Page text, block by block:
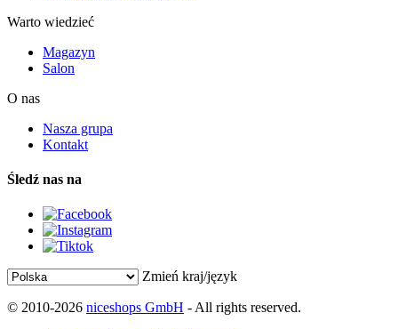
Warto wiedzieć
Magazyn
Salon
O nas
Nasza grupa
Kontakt
Śledź nas na
Zmień kraj/język
© 2010-2026 niceshops GmbH - All rights reserved.